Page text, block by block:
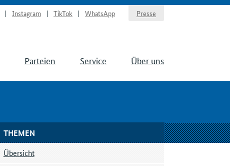
Instagram TikTok WhatsApp Presse
Parteien Service Über uns
THEMEN
Übersicht